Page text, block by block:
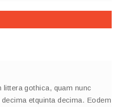
littera gothica, quam nunc
etquinta decima. Eodem